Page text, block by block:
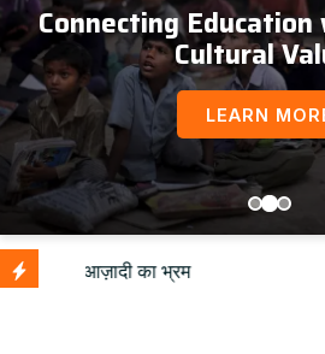
Connecting
Cultural
LEARN